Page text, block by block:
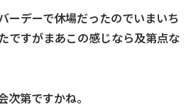
ーデーで休場だったのでいまいち
ですがまあこの感じなら及第点な
次第ですかね。